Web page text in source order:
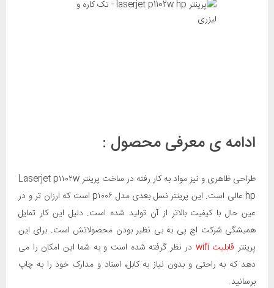
ادامه ی معرفی محصول :
طراحی ظاهری و نیز مواد به کار رفته در ساخت پرینتر Laserjet p۱۱۰۲w
hp عالی است. این پرینتر نسل بعدی مدل p۱۰۰۶ است که ارزان تر و در
عین حال با کیفیت بالاتر از آن تولید شده است. دلیل این کار تمایل
همیشگی شرکت اچ پی به بی نظیر بودن محصولاتش است. برای این
پرینتر قابلیت wifi
در نظر گرفته شده است و به شما این امکان را می
دهد که به راحتی و بدون نیاز به کابل، اسناد و مدارک خود را به چاپ
برسانید.